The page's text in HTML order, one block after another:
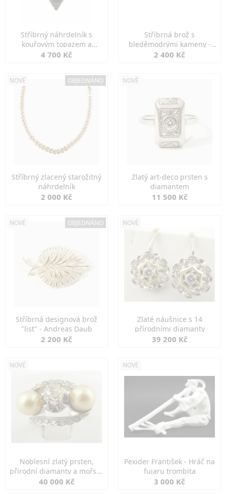
Stříbrný náhrdelník s
kouřovým topazem a
markazity
4 700 Kč
Stříbrná brož s
bleděmodrými kameny -
jemná elegance
2 400 Kč
NOVÉ OBJEDNÁNO
Stříbrný zlacený starožitný
náhrdelník
2 000 Kč
NOVÉ
Zlatý art-deco prsten s
diamantem
11 500 Kč
NOVÉ OBJEDNÁNO
Stříbrná designová brož
"list" - Andreas Daub
2 200 Kč
NOVÉ
Zlaté náušnice s 14
přírodními diamanty
39 200 Kč
NOVÉ
Noblesní zlatý prsten,
přírodní diamanty a mořské
perly
40 000 Kč
NOVÉ
Pexider František - Hráč na
fujaru trombita
3 000 Kč